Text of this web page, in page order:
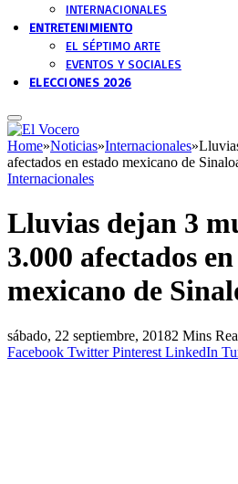
INTERNACIONALES
ENTRETENIMIENTO
EL SÉPTIMO ARTE
EVENTOS Y SOCIALES
ELECCIONES 2026
Home»Noticias»Internacionales»
afectados en estado mexicano de
Internacionales
Lluvias dejan 3
3.000 afectados
mexicano de
sábado, 22 septiembre, 20182 Mins
Facebook Twitter Pinterest LinkedIn